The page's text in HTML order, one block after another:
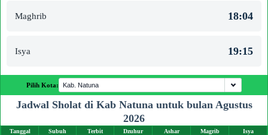
Maghrib 18:04
Isya 19:15
Pilih Kota:
Jadwal Sholat di Kab Natuna untuk bulan Agustus
2026
Tanggal Subuh Terbit Dzuhur Ashar Magrib
Isya